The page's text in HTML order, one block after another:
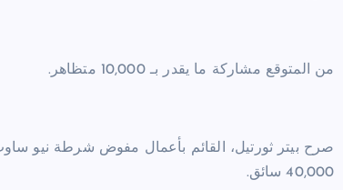
من المتوقع مشاركة ما يقدر بـ 10,000 متظاهر.
صرح بيتر ثورتيل، القائم بأعمال مفوض شرطة نيو
40,000 سائق.